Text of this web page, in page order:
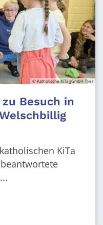
© Katholische KiTa gGmbH Trier
Besuch in
KiTa